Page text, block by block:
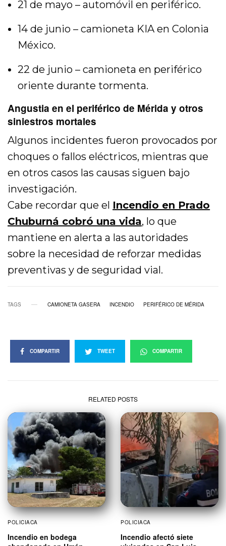
21 de mayo – automóvil en periférico.
14 de junio – camioneta KIA en Colonia
México.
22 de junio – camioneta en periférico
oriente durante tormenta.
Angustia en el periférico de Mérida y otros
siniestros mortales
Algunos incidentes fueron provocados por
choques o fallos eléctricos, mientras que
en otros casos las causas siguen bajo
investigación.
Cabe recordar que el Incendio en Prado
Chuburná cobró una vida, lo que
mantiene en alerta a las autoridades
sobre la necesidad de reforzar medidas
preventivas y de seguridad vial.
TAGS CAMIONETA GASERA INCENDIO PERIFÉRICO DE MÉRIDA
COMPARTIR TWEET COMPARTIR
RELATED POSTS
POLICIACA
Incendio en bodega
POLICIACA
Incendio afectó siete